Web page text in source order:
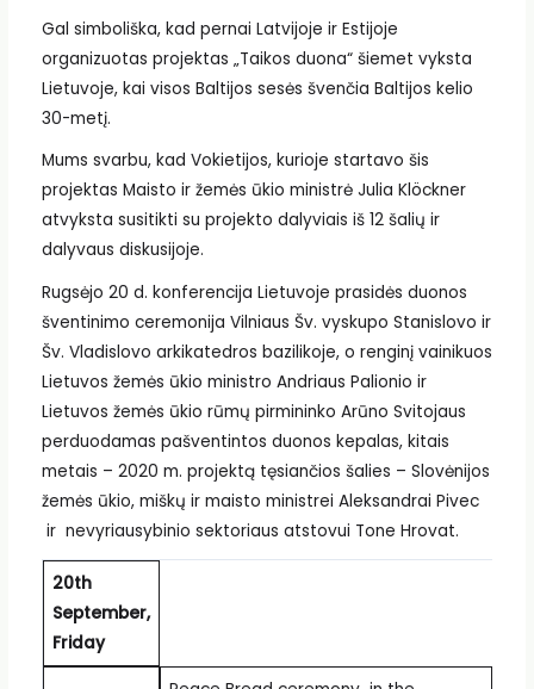
Gal simboliška, kad pernai Latvijoje ir Estijoje
organizuotas projektas „Taikos duona“ šiemet vyksta
Lietuvoje, kai visos Baltijos sesės švenčia Baltijos kelio
30-metį.
Mums svarbu, kad Vokietijos, kurioje startavo šis
projektas Maisto ir žemės ūkio ministrė Julia Klöckner
atvyksta susitikti su projekto dalyviais iš 12 šalių ir
dalyvaus diskusijoje.
Rugsėjo 20 d. konferencija Lietuvoje prasidės duonos
šventinimo ceremonija Vilniaus Šv. vyskupo Stanislovo ir
Šv. Vladislovo arkikatedros bazilikoje, o renginį vainikuos
Lietuvos žemės ūkio ministro Andriaus Palionio ir
Lietuvos žemės ūkio rūmų pirmininko Arūno Svitojaus
perduodamas pašventintos duonos kepalas, kitais
metais – 2020 m. projektą tęsiančios šalies – Slovėnijos
žemės ūkio, miškų ir maisto ministrei Aleksandrai Pivec
ir nevyriausybinio sektoriaus atstovui Tone Hrovat.
20th
September,
Friday